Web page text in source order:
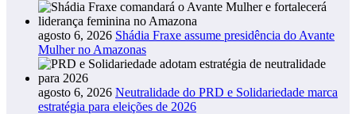
agosto 6, 2026 Shádia Fraxe assume presidência do Avante
Mulher no Amazonas
agosto 6, 2026 Neutralidade do PRD e Solidariedade marca
estratégia para eleições de 2026